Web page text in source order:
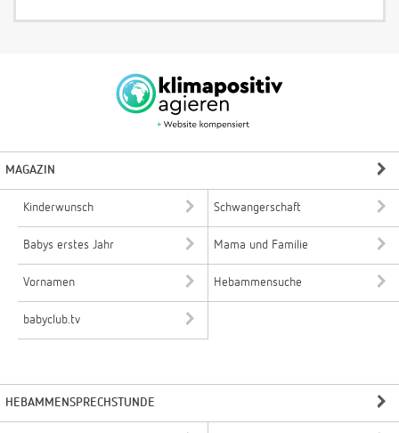
MAGAZIN
Kinderwunsch Schwangerschaft
Babys erstes Jahr Mama und Familie
Vornamen Hebammensuche
babyclub.tv
HEBAMMENSPRECHSTUNDE